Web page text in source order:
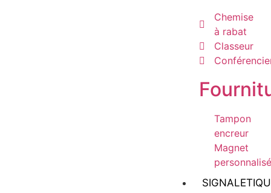
Chemise
à rabat
Classeur
Tampon
encreur
Magnet
personnalisé